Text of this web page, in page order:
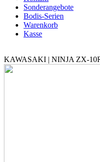
Sonderangebote
Bodis-Serien
Warenkorb
Kasse
KAWASAKI | NINJA ZX-